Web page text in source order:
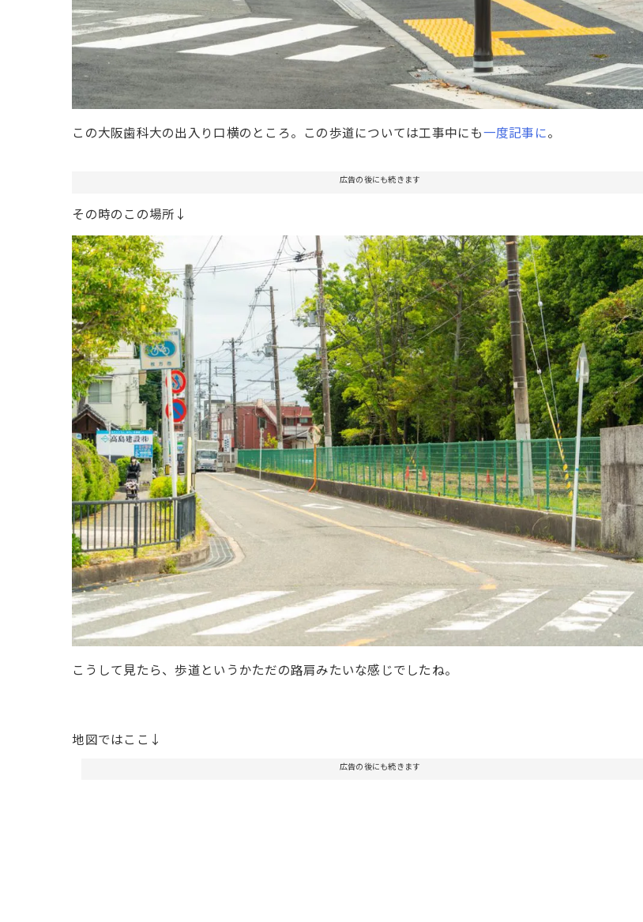
この大阪歯科大の出入り口横のところ。この歩道については工事中にも一度記事に。
広告の後にも続きます
その時のこの場所↓
こうして見たら、歩道というかただの路肩みたいな感じでしたね。
地図ではここ↓
広告の後にも続きます